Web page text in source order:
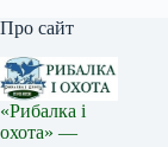
Про сайт
«Рибалка і
охота» —